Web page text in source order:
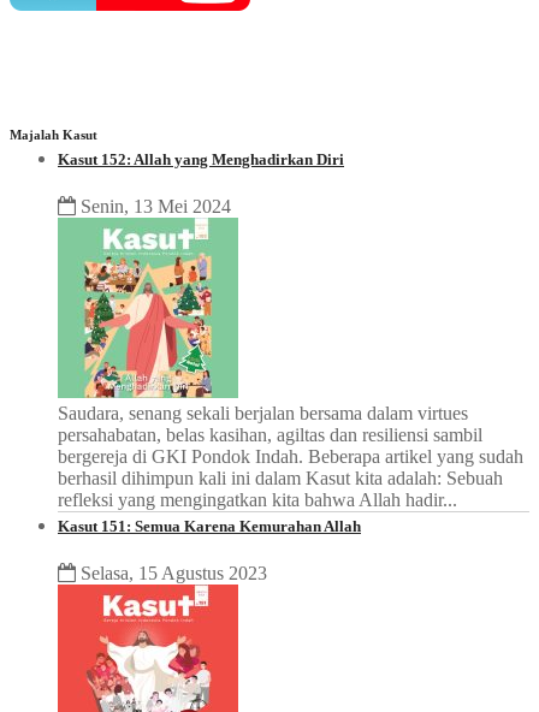
Majalah Kasut
Kasut 152: Allah yang Menghadirkan Diri
Senin, 13 Mei 2024
Saudara, senang sekali berjalan bersama dalam virtues
persahabatan, belas kasihan, agiltas dan resiliensi sambil
bergereja di GKI Pondok Indah. Beberapa artikel yang sudah
berhasil dihimpun kali ini dalam Kasut kita adalah: Sebuah
refleksi yang mengingatkan kita bahwa Allah hadir...
Kasut 151: Semua Karena Kemurahan Allah
Selasa, 15 Agustus 2023